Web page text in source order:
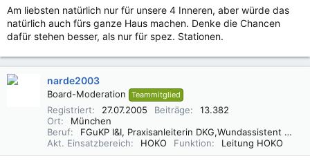
Am liebsten natürlich nur für unsere 4 Inneren, aber würde das
natürlich auch fürs ganze Haus machen. Denke die Chancen
dafür stehen besser, als nur für spez. Stationen.
narde2003
Board-Moderation Teammitglied
Registriert 27.07.2005 Beiträge
13.382
Ort
München
Beruf
FGuKP I&I, Praxisanleiterin DKG,Wundassistent WaCert DGfW, Rettungsassistentin, Diätassistentin
Akt. Einsatzbereich
HOKO Funktion Leitung HOKO